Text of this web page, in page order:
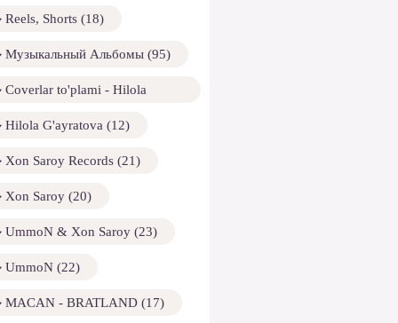
Reels, Shorts (18)
Музыкальный Альбомы (95)
Coverlar to'plami - Hilola
Hilola G'ayratova (12)
Xon Saroy Records (21)
Xon Saroy (20)
UmmoN & Xon Saroy (23)
UmmoN (22)
MACAN - BRATLAND (17)